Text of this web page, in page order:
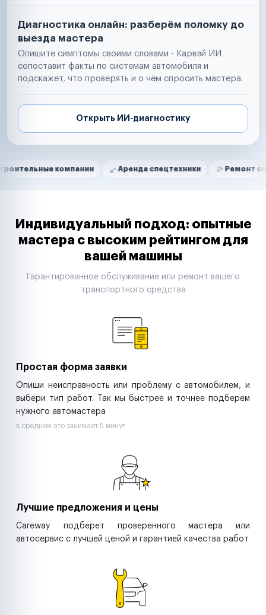
Диагностика онлайн: разберём поломку до
выезда мастера
Опишите симптомы своими словами - Карвэй ИИ
сопоставит факты по системам автомобиля и
подскажет, что проверять и о чём спросить мастера.
Открыть ИИ-диагностику
Нам доверяют
компании Аренда спецтехники Ремонт
Маркетплейсы
Таксопарки
Автодилеры
Строительные компании
Аренда спецтехники
Индивидуальный подход: опытные
мастера с высоким рейтингом для
вашей машины
Гарантированное обслуживание или ремонт вашего
транспортного средства
Простая форма заявки
Опиши неисправность или проблему с автомобилем, и
выбери тип работ. Так мы быстрее и точнее подберем
нужного автомастера
в среднем это занимает 5 минут
Лучшие предложения и цены
Careway подберет проверенного мастера или
автосервис с лучшей ценой и гарантией качества работ